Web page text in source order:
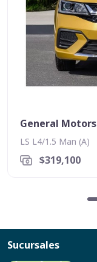
General
LS L4/1.5 Man (A)
$319,100
Sucursales